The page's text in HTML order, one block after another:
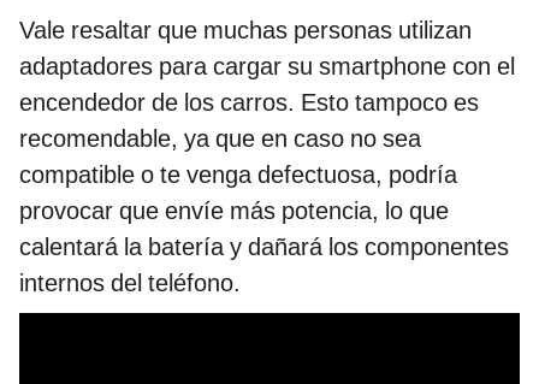
Vale resaltar que muchas personas utilizan
adaptadores para cargar su smartphone con el
encendedor de los carros. Esto tampoco es
recomendable, ya que en caso no sea
compatible o te venga defectuosa, podría
provocar que envíe más potencia, lo que
calentará la batería y dañará los componentes
internos del teléfono.